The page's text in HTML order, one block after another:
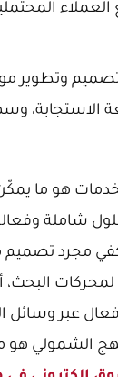
وتطوير
الاستجابة،
هو ما
شاملة
مجرد
البحث،
عبر وسائل
الشمولي هو